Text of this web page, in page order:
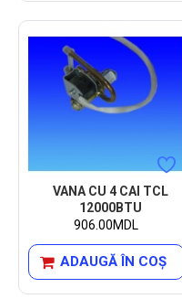
VANA CU 4 CAI TCL
12000BTU
906.00MDL
ADAUGĂ ÎN COŞ